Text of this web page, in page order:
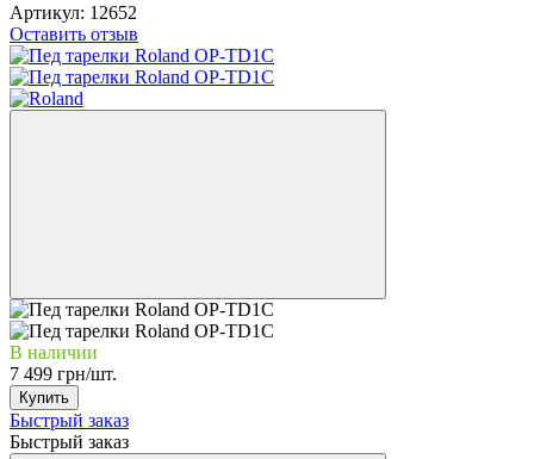
Артикул: 12652
Оставить отзыв
В наличии
7 499 грн/шт.
Купить
Быстрый заказ
Быстрый заказ